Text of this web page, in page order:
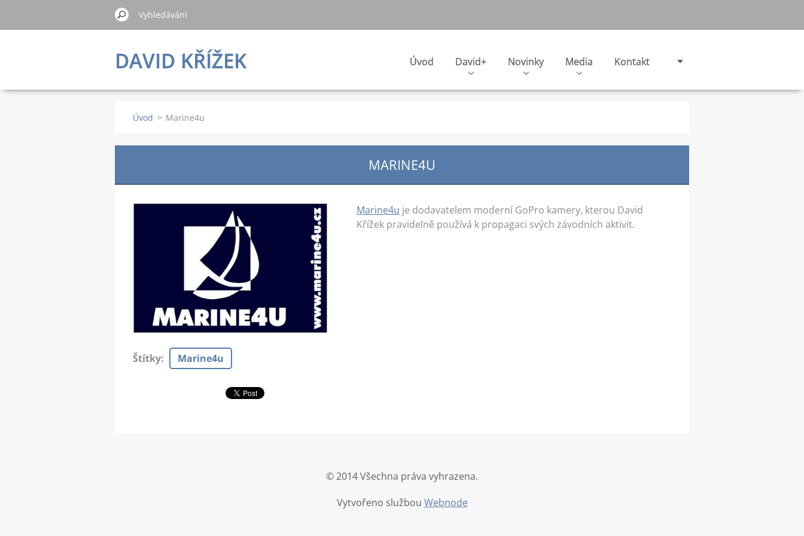
DAVID KŘÍŽEK Úvod David+ Novinky Media Kontakt
Úvod > Marine4u
MARINE4U
Marine4u je dodavatelem moderní GoPro kamery, kterou David
Křížek pravidelně používá k propagaci svých závodních aktivit.
Štítky: Marine4u
© 2014 Všechna práva vyhrazena.
Vytvořeno službou Webnode